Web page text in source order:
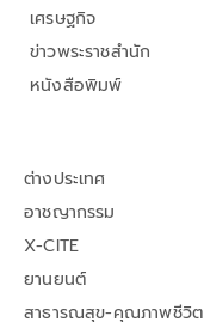
เศรษฐกิจ
ข่าวพระราชสำนัก
หนังสือพิมพ์
ต่างประเทศ
อาชญากรรม
X-CITE
ยานยนต์
สาธารณสุข-คุณภาพชีวิต